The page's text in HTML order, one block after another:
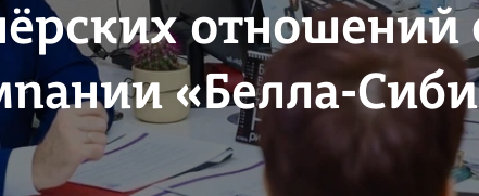
отношений
«Белла-